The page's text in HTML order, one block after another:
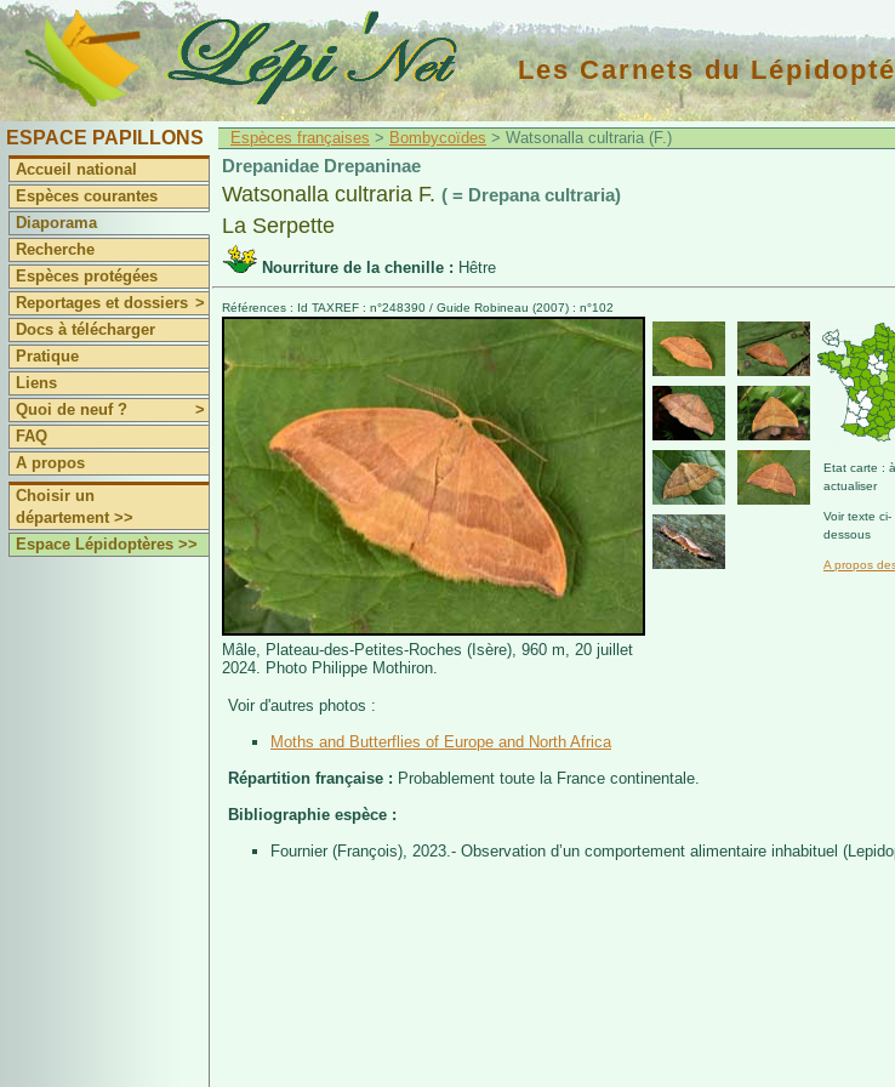
Les Carnets du
ESPACE PAPILLONS
Accueil national
Espèces courantes
Diaporama
Recherche
Espèces protégées
Reportages et dossiers >
Docs à télécharger
Pratique
Liens
Quoi de neuf ?
>
FAQ
A propos
Choisir un
département >>
Espace Lépidoptères >>
Espèces françaises > Bombycoïdes > Watsonalla cultraria (F.)
Drepanidae Drepaninae
Watsonalla cultraria F. ( = Drepana cultraria)
La Serpette
Nourriture de la chenille : Hêtre
Références : Id TAXREF : n°248390 / Guide Robineau (2007) : n°102
Mâle, Plateau-des-Petites-Roches (Isère), 960 m, 20 juillet
2024. Photo Philippe Mothiron.
Etat carte : à
actualiser
Voir texte ci-
dessous
A propos
Voir d'autres photos :
Moths and Butterflies of Europe and North Africa
Répartition française : Probablement toute la France continentale.
Bibliographie espèce :
Fournier (François), 2023.- Observation d’un comportement alimentaire inhabituel